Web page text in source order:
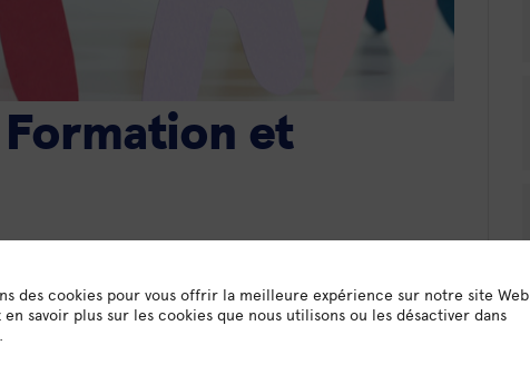
et
Formation et Compétences
s’intégrer dans notre organisme
des cookies pour vous offrir la meilleure expérience sur notre site Web.
en savoir plus sur les cookies que nous utilisons ou les désactiver dans